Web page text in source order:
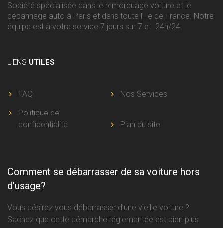
Société spécialisée dans le remorquage voiture et le
dépannage auto à Paris et dans toute l’Ile de France. Notre
équipe est à votre service 7 jours sur 7 et 24h/24.
LIENS UTILES
FAQ
Nos Services
Politique de
confidentialité
Plan du site
Comment se débarrasser de sa voiture hors
d’usage?
Vous désirez vous débarrasser d’une vieille voiture ?
Sachez que cette démarche réglementée est bien plus